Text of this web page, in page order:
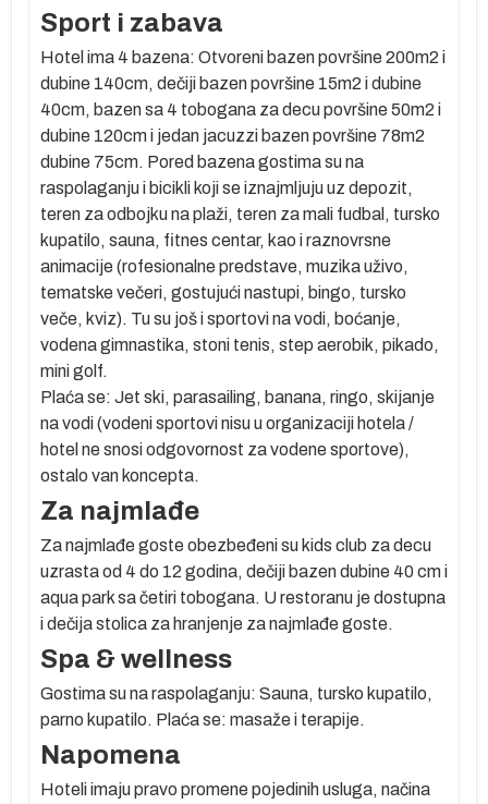
Sport i zabava
Hotel ima 4 bazena: Otvoreni bazen površine 200m2 i
dubine 140cm, dečiji bazen površine 15m2 i dubine
40cm, bazen sa 4 tobogana za decu površine 50m2 i
dubine 120cm i jedan jacuzzi bazen površine 78m2
dubine 75cm. Pored bazena gostima su na
raspolaganju i bicikli koji se iznajmljuju uz depozit,
teren za odbojku na plaži, teren za mali fudbal, tursko
kupatilo, sauna, fitnes centar, kao i raznovrsne
animacije (rofesionalne predstave, muzika uživo,
tematske večeri, gostujući nastupi, bingo, tursko
veče, kviz). Tu su još i sportovi na vodi, boćanje,
vodena gimnastika, stoni tenis, step aerobik, pikado,
mini golf.
Plaća se: Jet ski, parasailing, banana, ringo, skijanje
na vodi (vodeni sportovi nisu u organizaciji hotela /
hotel ne snosi odgovornost za vodene sportove),
ostalo van koncepta.
Za najmlađe
Za najmlađe goste obezbeđeni su kids club za decu
uzrasta od 4 do 12 godina, dečiji bazen dubine 40 cm i
aqua park sa četiri tobogana. U restoranu je dostupna
i dečija stolica za hranjenje za najmlađe goste.
Spa & wellness
Gostima su na raspolaganju: Sauna, tursko kupatilo,
parno kupatilo​. Plaća se: masaže i terapije.
Napomena
Hoteli imaju pravo promene pojedinih usluga, načina